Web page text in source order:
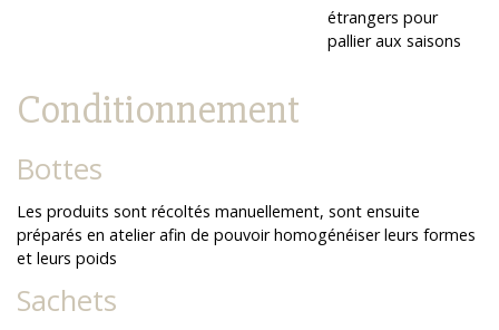
étrangers pour
pallier aux saisons
Conditionnement
Bottes
Les produits sont récoltés manuellement, sont ensuite
préparés en atelier afin de pouvoir homogénéiser leurs formes
et leurs poids
Sachets